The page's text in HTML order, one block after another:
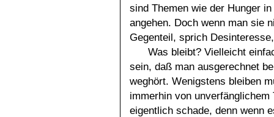
sind Themen wie der Hunger
angehen. Doch wenn man sie
Gegenteil, sprich
Was bleibt? Vielleicht
sein, daß man ausgerechnet
weghört. Wenigstens bleiben
immerhin von
eigentlich schade, denn wenn